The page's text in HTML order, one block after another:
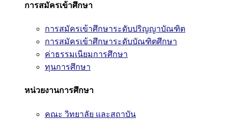
การสมัครเข้าศึกษา
การสมัครเข้าศึกษาระดับปริญญาบัณฑิต
การสมัครเข้าศึกษาระดับบัณฑิตศึกษา
ค่าธรรมเนียมการศึกษา
ทุนการศึกษา
หน่วยงานการศึกษา
คณะ วิทยาลัย และสถาบัน